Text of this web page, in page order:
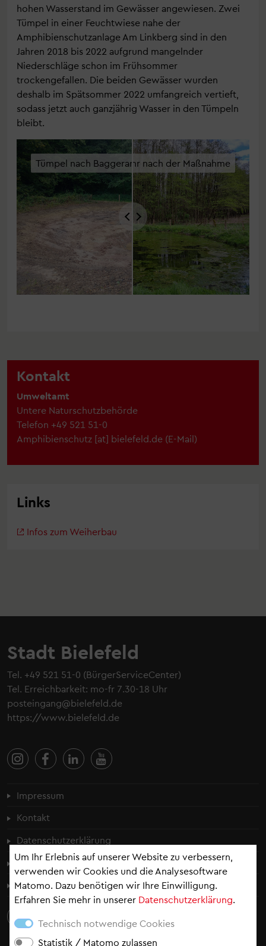
Um Ihr Erlebnis auf unserer Website zu verbessern,
verwenden wir Cookies und die Analysesoftware
Matomo. Dazu benötigen wir Ihre Einwilligung.
Erfahren Sie mehr in unserer Datenschutzerklärung.
Technisch notwendige Cookies
Statistik / Matomo zulassen
hohen Wasserstand im Gewässer angewiesen. Zwei
Tümpel in einer Feuchtwiese nahe der
Amphibienschutzanlage Am Linkberg sind in den
Jahren 2018 bis 2022 aufgrund mangelnder
Niederschläge schon im Frühsommer
trockengefallen. Die beiden Gewässer wurden
deshalb im Spätsommer 2022 umfangreich vertieft,
sodass jetzt auch ganzjährig Wasser in den Tümpeln
bleibt.
Kontakt
Umweltamt
Untere Naturschutzbehörde
Telefon +49 521 51-0
Amphibienschutz [at] bielefeld.de (E-Mail)
Links
Infos zum Weiherbau
Stadt Bielefeld
Tel. +49 521 51-0 (BürgerServiceCenter)
Tel. Erreichbarkeit: mo-fr 7.30-18 Uhr
posteingang@bielefeld.de
https://www.bielefeld.de
Fußzeilenmenü
Impressum
Kontakt
Datenschutzerklärung
Cookie-Einstellungen
Erklärung zur Barrierefreiheit